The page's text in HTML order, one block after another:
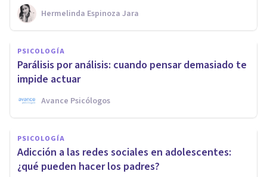
Hermelinda Espinoza Jara
PSICOLOGÍA
Parálisis por análisis: cuando pensar demasiado te
impide actuar
Avance Psicólogos
PSICOLOGÍA
Adicción a las redes sociales en adolescentes:
¿qué pueden hacer los padres?